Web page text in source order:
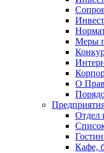
Меры
О
Отдел
Кафе,